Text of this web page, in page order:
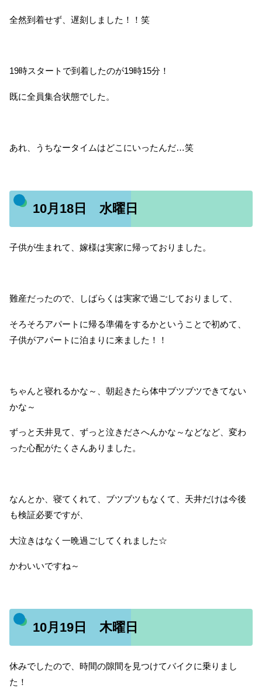
全然到着せず、遅刻しました！！笑
19時スタートで到着したのが19時15分！
既に全員集合状態でした。
あれ、うちなータイムはどこにいったんだ…笑
10月18日 水曜日
子供が生まれて、嫁様は実家に帰っておりました。
難産だったので、しばらくは実家で過ごしておりまして、
そろそろアパートに帰る準備をするかということで初めて、
子供がアパートに泊まりに来ました！！
ちゃんと寝れるかな～、朝起きたら体中ブツブツできてない
かな～
ずっと天井見て、ずっと泣きださへんかな～などなど、変わ
った心配がたくさんありました。
なんとか、寝てくれて、ブツブツもなくて、天井だけは今後
も検証必要ですが、
大泣きはなく一晩過ごしてくれました☆
かわいいですね～
10月19日 木曜日
休みでしたので、時間の隙間を見つけてバイクに乗りまし
た！